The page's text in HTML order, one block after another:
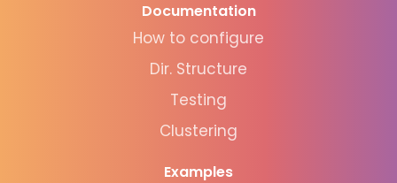
Documentation
How to configure
Dir. Structure
Testing
Clustering
Examples